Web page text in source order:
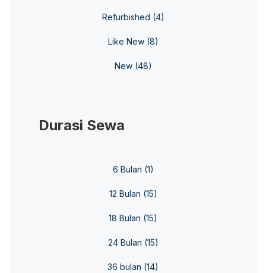
Refurbished (4)
Like New (8)
New (48)
Durasi Sewa
6 Bulan (1)
12 Bulan (15)
18 Bulan (15)
24 Bulan (15)
36 bulan (14)